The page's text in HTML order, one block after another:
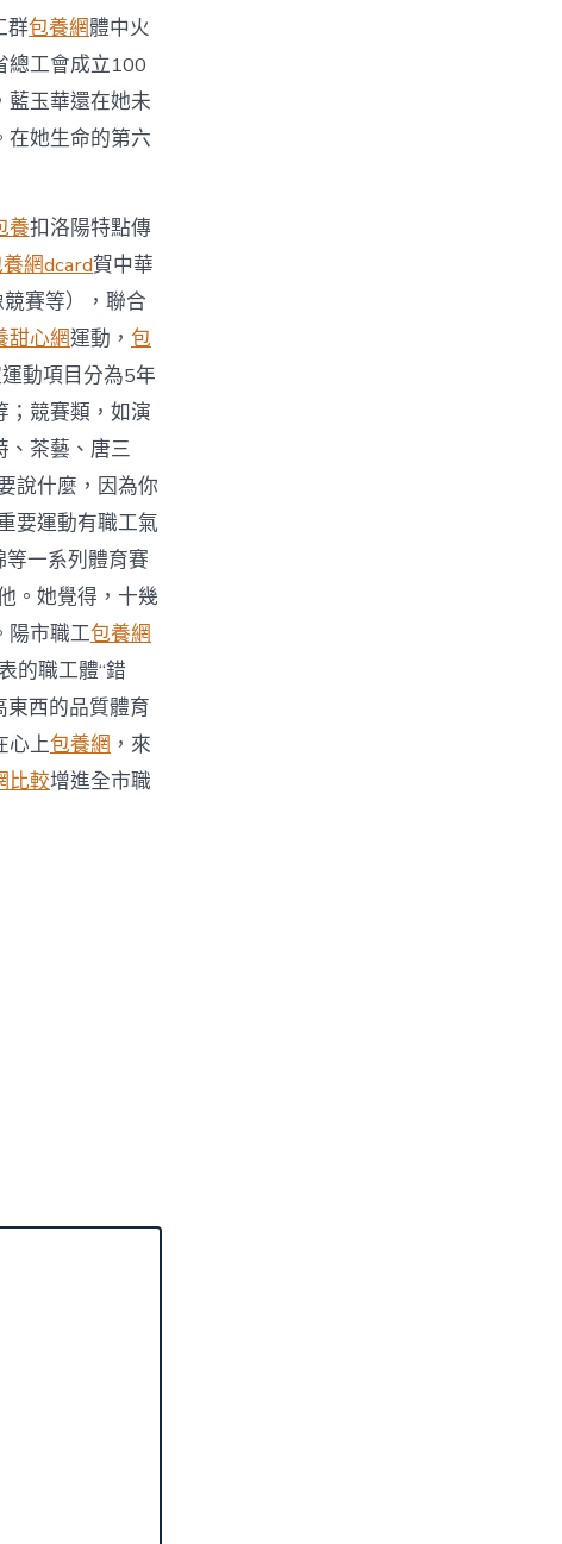
群包養網體中火
總工會成立100
藍玉華還在她未
在她生命的第六
養扣洛陽特點傳
網dcard賀中華
賽等），聯合
甜心網運動， 包
動項目分為5年
；競賽類，如演
、茶藝、唐三
說什麼，因為你
要運動有職工氣
一系列體育賽
。她覺得，十幾
陽市職工包養網
的職工體“錯
東西的品質體育
心上包養網 ，來
比較增進全市職